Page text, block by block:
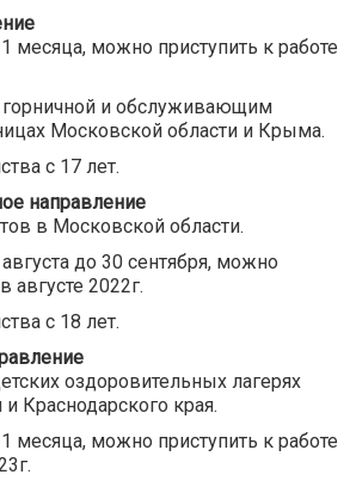
месяца, можно приступить к работе
горничной и обслуживающим
Московской области и Крыма.
с 17 лет.
направление
в Московской области.
до 30 сентября, можно
августе 2022г.
с 18 лет.
оздоровительных лагерях
Краснодарского края.
месяца, можно приступить к работе